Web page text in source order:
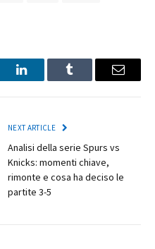
LinkedInTumblr Email
NEXT ARTICLE
Analisi della serie Spurs vs
Knicks: momenti chiave,
rimonte e cosa ha deciso le
partite 3-5